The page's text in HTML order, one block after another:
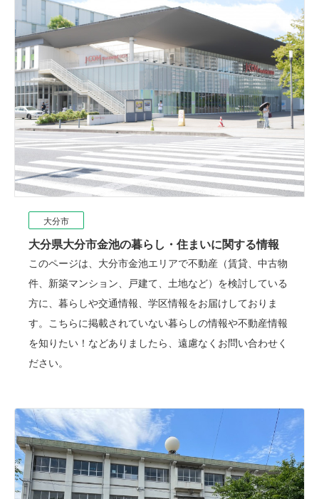
大分市
大分県大分市金池の暮らし・住まいに関する情報
このページは、大分市金池エリアで不動産（賃貸、中古物
件、新築マンション、戸建て、土地など）を検討している
方に、暮らしや交通情報、学区情報をお届けしておりま
す。こちらに掲載されていない暮らしの情報や不動産情報
を知りたい！などありましたら、遠慮なくお問い合わせく
ださい。